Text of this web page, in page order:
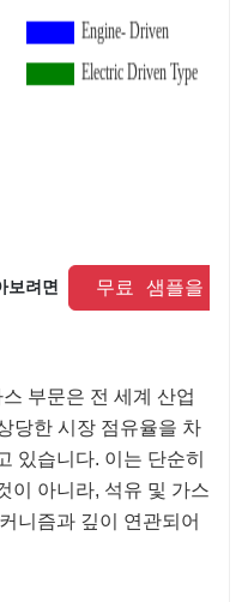
려면 무료 샘플을 요
부문은 전 세계 산업
당한 시장 점유율을 차
있습니다. 이는 단순히
이 아니라, 석유 및 가스
니즘과 깊이 연관되어